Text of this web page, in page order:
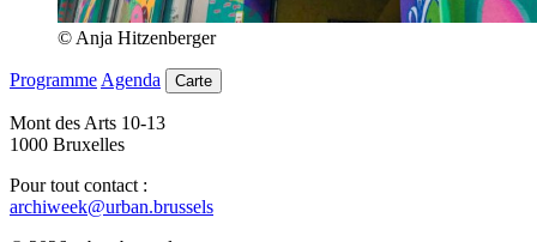
© Anja Hitzenberger
Programme Agenda Carte
Mont des Arts 10-13
1000 Bruxelles
Pour tout contact :
archiweek@urban.brussels